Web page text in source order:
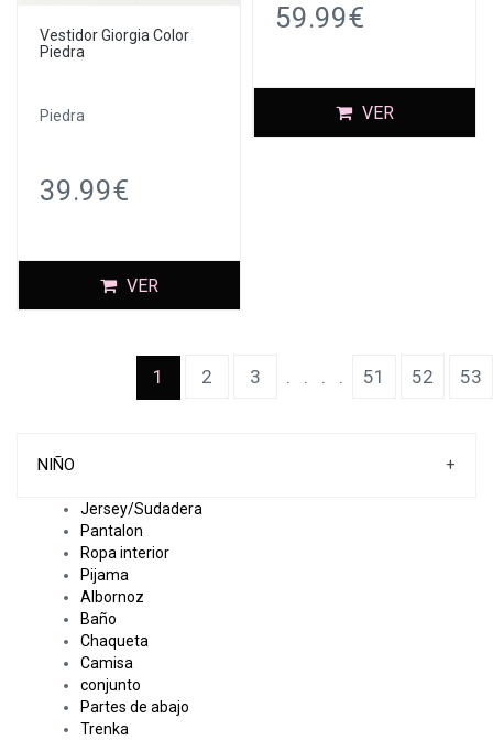
Vestidor Giorgia Color
Piedra
Piedra
39.99€
VER
59.99€
VER
1 (current)
2 3 . . . . 51 52 53
NIÑO +
Jersey/Sudadera
Pantalon
Ropa interior
Pijama
Albornoz
Baño
Chaqueta
Camisa
conjunto
Partes de abajo
Trenka